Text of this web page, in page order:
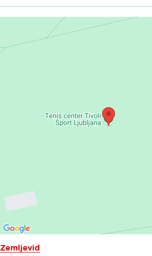
Zemljevid